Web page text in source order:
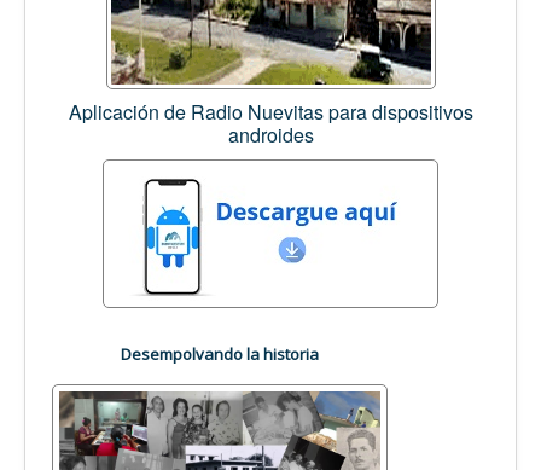
Aplicación de Radio Nuevitas para dispositivos
androides
Desempolvando la historia